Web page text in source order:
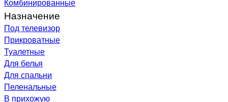
Назначение
Под телевизор
Прикроватные
Туалетные
Для белья
Для спальни
Пеленальные
В прихожую